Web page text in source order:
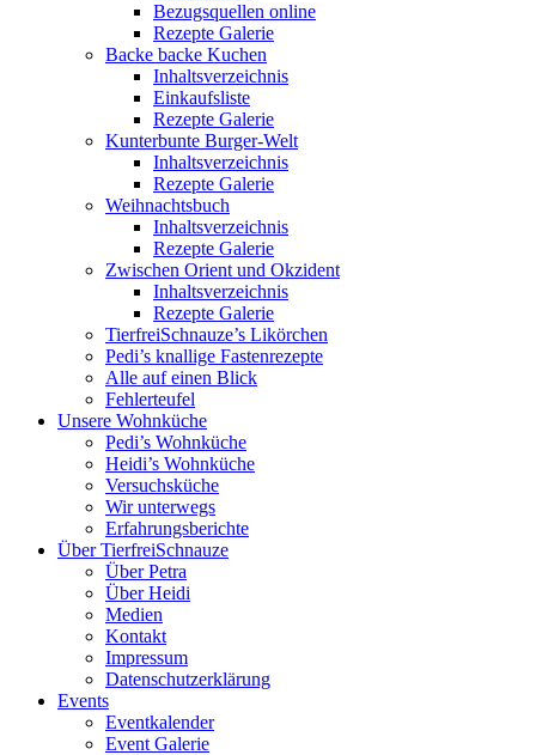
Bezugsquellen online
Rezepte Galerie
Backe backe Kuchen
Inhaltsverzeichnis
Einkaufsliste
Rezepte Galerie
Kunterbunte Burger-Welt
Inhaltsverzeichnis
Rezepte Galerie
Weihnachtsbuch
Inhaltsverzeichnis
Rezepte Galerie
Zwischen Orient und Okzident
Inhaltsverzeichnis
Rezepte Galerie
TierfreiSchnauze’s Likörchen
Pedi’s knallige Fastenrezepte
Alle auf einen Blick
Fehlerteufel
Unsere Wohnküche
Pedi’s Wohnküche
Heidi’s Wohnküche
Versuchsküche
Wir unterwegs
Erfahrungsberichte
Über TierfreiSchnauze
Über Petra
Über Heidi
Medien
Kontakt
Impressum
Datenschutzerklärung
Events
Eventkalender
Event Galerie